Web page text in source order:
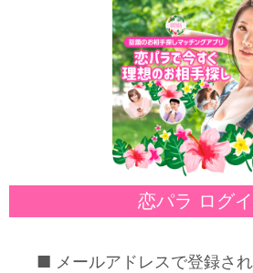
恋パラ ログ
■ メールアドレスで登録さ